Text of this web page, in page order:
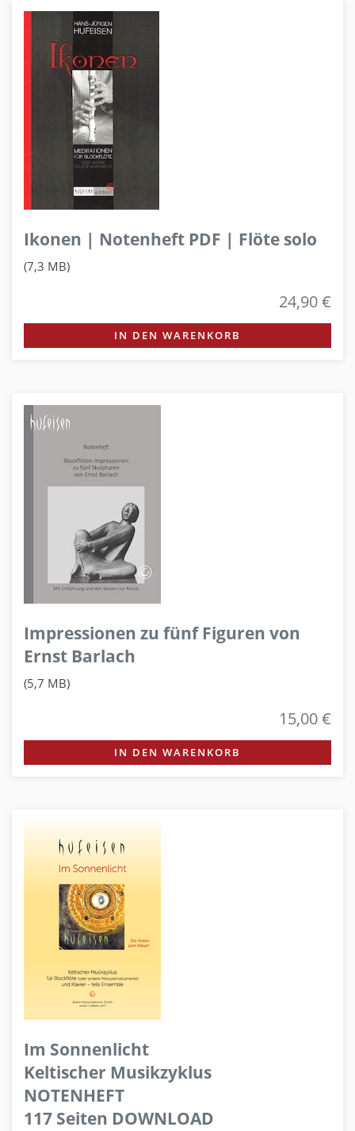
Ikonen | Notenheft PDF | Flöte solo
(7,3 MB)
24,90 €
IN DEN WARENKORB
Impressionen zu fünf Figuren von
Ernst Barlach
(5,7 MB)
15,00 €
IN DEN WARENKORB
Im Sonnenlicht
Keltischer Musikzyklus
NOTENHEFT
117 Seiten DOWNLOAD